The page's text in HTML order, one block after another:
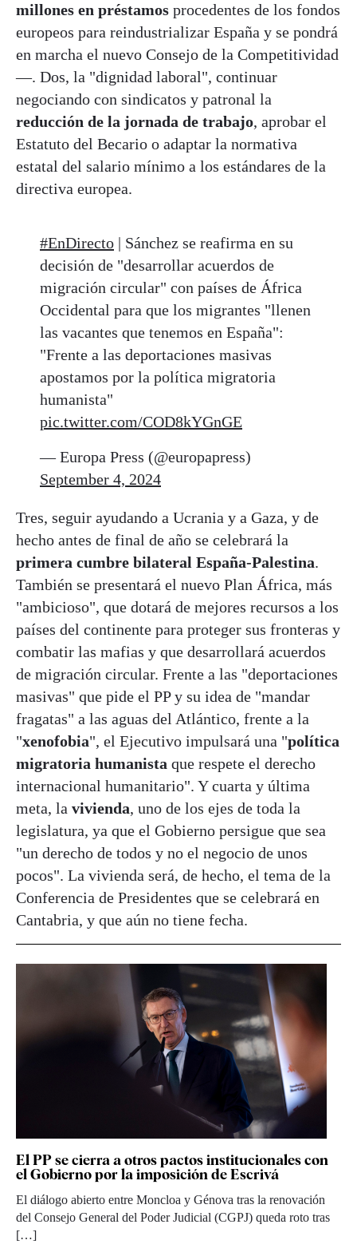
millones en préstamos procedentes de los fondos
europeos para reindustrializar España y se pondrá
en marcha el nuevo Consejo de la Competitividad
—. Dos, la "dignidad laboral", continuar
negociando con sindicatos y patronal la
reducción de la jornada de trabajo, aprobar el
Estatuto del Becario o adaptar la normativa
estatal del salario mínimo a los estándares de la
directiva europea.
#EnDirecto | Sánchez se reafirma en su
decisión de "desarrollar acuerdos de
migración circular" con países de África
Occidental para que los migrantes "llenen
las vacantes que tenemos en España":
"Frente a las deportaciones masivas
apostamos por la política migratoria
humanista"
pic.twitter.com/COD8kYGnGE
— Europa Press (@europapress)
September 4, 2024
Tres, seguir ayudando a Ucrania y a Gaza, y de
hecho antes de final de año se celebrará la
primera cumbre bilateral España-Palestina.
También se presentará el nuevo Plan África, más
"ambicioso", que dotará de mejores recursos a los
países del continente para proteger sus fronteras y
combatir las mafias y que desarrollará acuerdos
de migración circular. Frente a las "deportaciones
masivas" que pide el PP y su idea de "mandar
fragatas" a las aguas del Atlántico, frente a la
"xenofobia", el Ejecutivo impulsará una "política
migratoria humanista que respete el derecho
internacional humanitario". Y cuarta y última
meta, la vivienda, uno de los ejes de toda la
legislatura, ya que el Gobierno persigue que sea
"un derecho de todos y no el negocio de unos
pocos". La vivienda será, de hecho, el tema de la
Conferencia de Presidentes que se celebrará en
Cantabria, y que aún no tiene fecha.
El PP se cierra a otros pactos institucionales con
el Gobierno por la imposición de Escrivá
El diálogo abierto entre Moncloa y Génova tras la renovación
del Consejo General del Poder Judicial (CGPJ) queda roto tras
[…]